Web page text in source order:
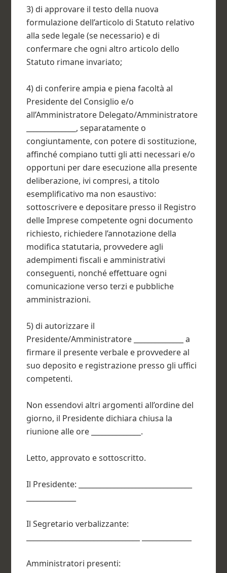
3) di approvare il testo della nuova
formulazione dell’articolo di Statuto relativo
alla sede legale (se necessario) e di
confermare che ogni altro articolo dello
Statuto rimane invariato;
4) di conferire ampia e piena facoltà al
Presidente del Consiglio e/o
all’Amministratore Delegato/Amministratore
______________, separatamente o
congiuntamente, con potere di sostituzione,
affinché compiano tutti gli atti necessari e/o
opportuni per dare esecuzione alla presente
deliberazione, ivi compresi, a titolo
esemplificativo ma non esaustivo:
sottoscrivere e depositare presso il Registro
delle Imprese competente ogni documento
richiesto, richiedere l’annotazione della
modifica statutaria, provvedere agli
adempimenti fiscali e amministrativi
conseguenti, nonché effettuare ogni
comunicazione verso terzi e pubbliche
amministrazioni.
5) di autorizzare il
Presidente/Amministratore ______________ a
firmare il presente verbale e provvedere al
suo deposito e registrazione presso gli uffici
competenti.
Non essendovi altri argomenti all’ordine del
giorno, il Presidente dichiara chiusa la
riunione alle ore ______________.
Letto, approvato e sottoscritto.
Il Presidente: ________________________________
Il Segretario verbalizzante:
Amministratori presenti: